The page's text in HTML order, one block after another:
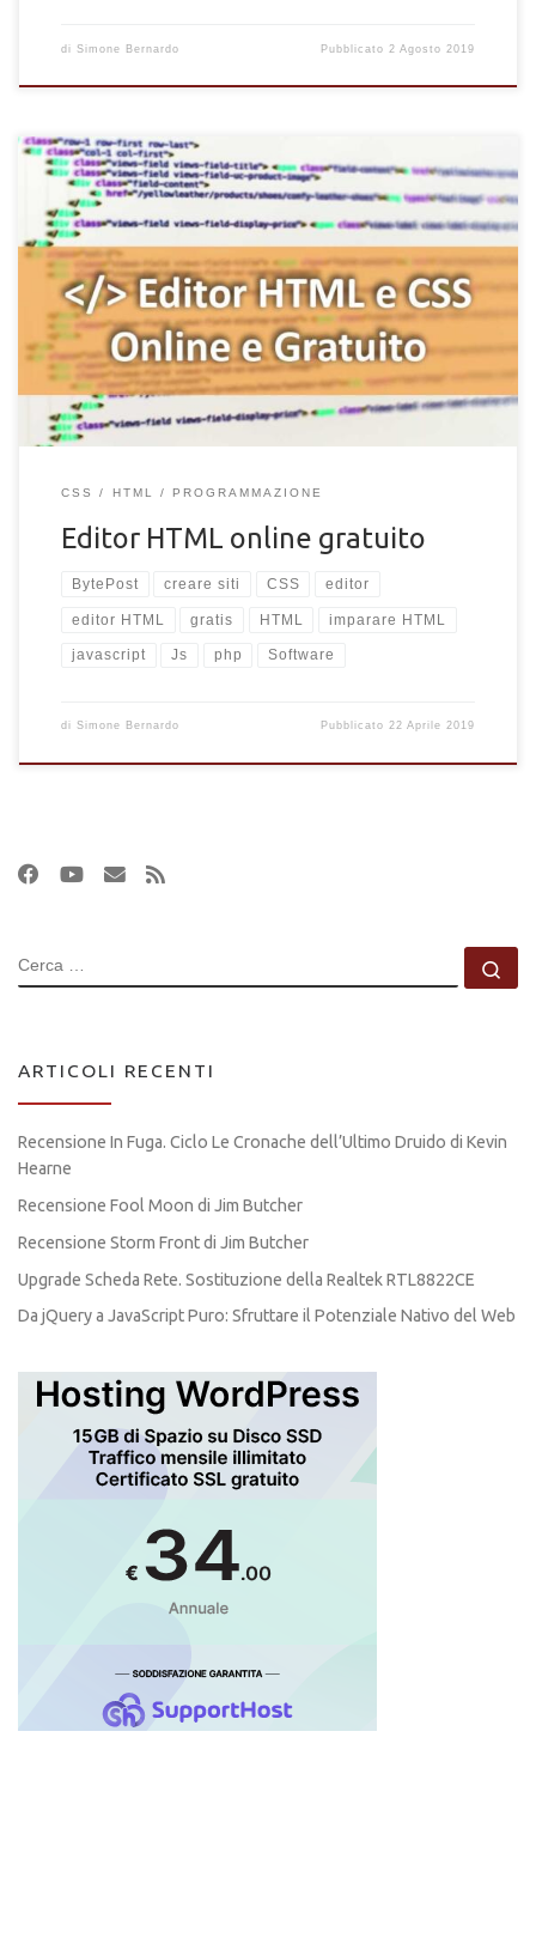
di Simone Bernardo Pubblicato 2 Agosto 2019
Sei in cerca di un editor HTML e CSS online facile da utilizzare e
rapido nell’elaborazione del codice? Sei stufo di utilizzare
software complessi e macchinosi per scrivere anche dei
semplici codici o script? Sei nel posto giusto! Da tempo ci
occupiamo di divulgare informazione ed istruzione in ambito
informatico, compresa la programmazione HTML e creazione
dei siti web. Abbiamo […]
CSS HTML PROGRAMMAZIONE
Editor HTML online gratuito
BytePost creare siti CSS editor
editor HTML gratis HTML imparare HTML
javascript Js php Software
di Simone Bernardo Pubblicato22 Aprile 2019
CERCA
ARTICOLI RECENTI
Recensione In Fuga. Ciclo Le Cronache dell’Ultimo Druido di Kevin
Hearne
Recensione Fool Moon di Jim Butcher
Recensione Storm Front di Jim Butcher
Upgrade Scheda Rete. Sostituzione della Realtek RTL8822CE
Da jQuery a JavaScript Puro: Sfruttare il Potenziale Nativo del Web